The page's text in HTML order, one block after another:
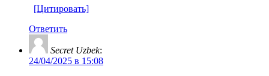
[Цитировать]
Ответить
Secret Uzbek:
24/04/2025 в 15:08